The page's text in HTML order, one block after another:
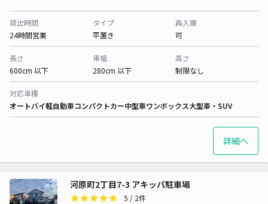
貸出時間
24時間営業
タイプ
平置き
再入庫
可
長さ
600cm 以下
車幅
280cm 以下
高さ
制限なし
対応車種
オートバイ軽自動車コンパクトカー中型車ワンボックス大型車・SUV
詳細へ
河原町2丁目7-3 アキッパ駐車場
5 / 2件